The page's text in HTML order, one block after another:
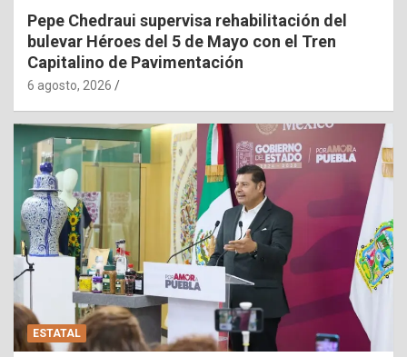
Pepe Chedraui supervisa rehabilitación del
bulevar Héroes del 5 de Mayo con el Tren
Capitalino de Pavimentación
6 agosto, 2026
ESTATAL